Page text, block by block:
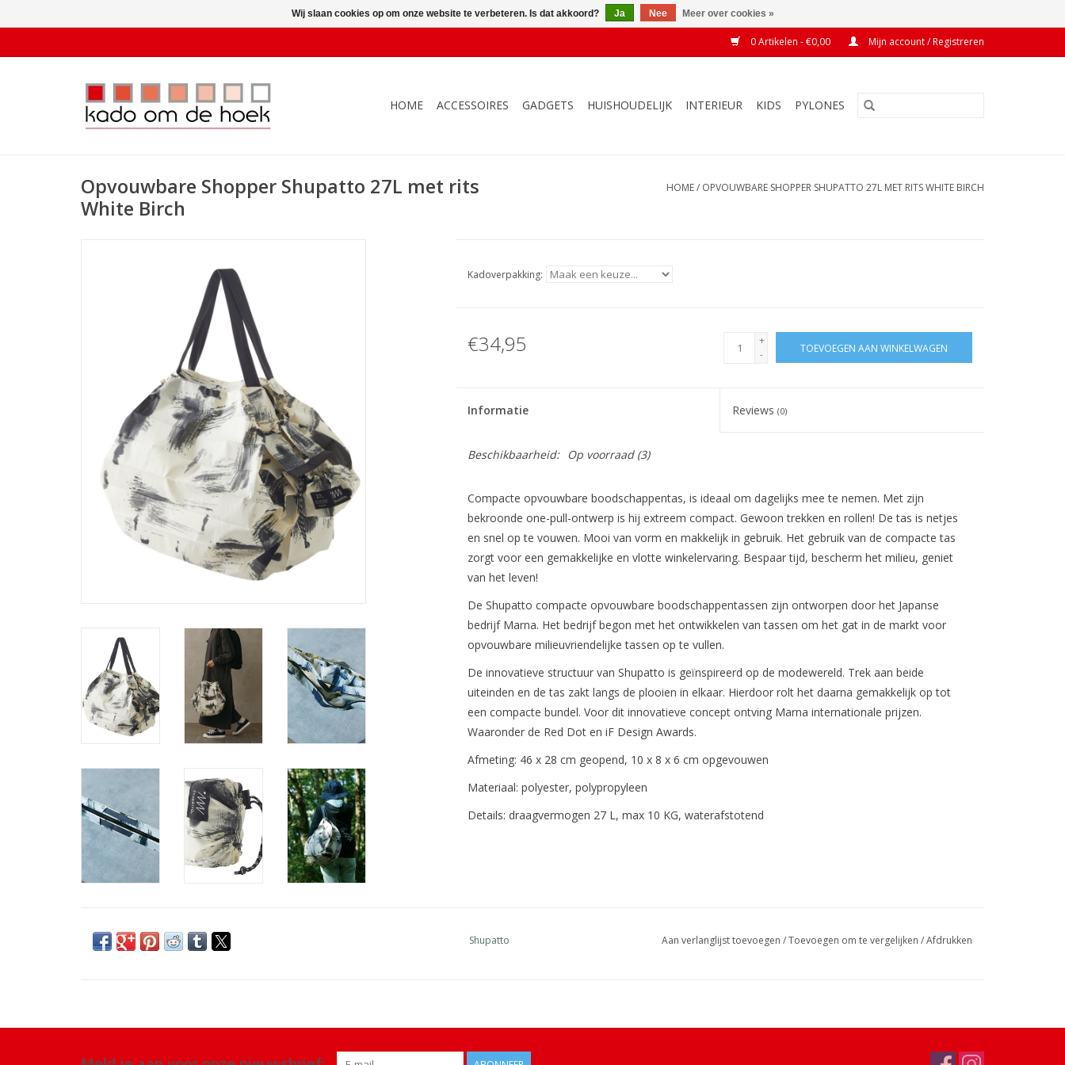
0 Artikelen - €0,00 Mijn account / Registreren
HOME ACCESSOIRES GADGETS HUISHOUDELIJK INTERIEUR KIDS PYLONES
Opvouwbare Shopper Shupatto 27L met rits
White Birch
HOME/ OPVOUWBARE SHOPPER SHUPATTO 27L MET RITS WHITE BIRCH
Kadoverpakking:
€34,95
+
-
TOEVOEGEN AAN WINKELWAGEN
Informatie Reviews(0)
Beschikbaarheid: Op voorraad(3)
Compacte opvouwbare boodschappentas, is ideaal om dagelijks mee te nemen. Met zijn
bekroonde one-pull-ontwerp is hij extreem compact. Gewoon trekken en rollen! De tas is netjes
en snel op te vouwen. Mooi van vorm en makkelijk in gebruik. Het gebruik van de compacte tas
zorgt voor een gemakkelijke en vlotte winkelervaring. Bespaar tijd, bescherm het milieu, geniet
van het leven!
De Shupatto compacte opvouwbare boodschappentassen zijn ontworpen door het Japanse
bedrijf Marna. Het bedrijf begon met het ontwikkelen van tassen om het gat in de markt voor
opvouwbare milieuvriendelijke tassen op te vullen.
De innovatieve structuur van Shupatto is geïnspireerd op de modewereld. Trek aan beide
uiteinden en de tas zakt langs de plooien in elkaar. Hierdoor rolt het daarna gemakkelijk op tot
een compacte bundel. Voor dit innovatieve concept ontving Marna internationale prijzen.
Waaronder de Red Dot en iF Design Awards.
Afmeting: 46 x 28 cm geopend, 10 x 8 x 6 cm opgevouwen
Materiaal: polyester, polypropyleen
Details: draagvermogen 27 L, max 10 KG, waterafstotend
Shupatto Aan verlanglijst toevoegen /Toevoegen om te vergelijken /Afdrukken
Wij slaan cookies op om onze website te verbeteren. Is dat akkoord? Ja Nee Meer over cookies »